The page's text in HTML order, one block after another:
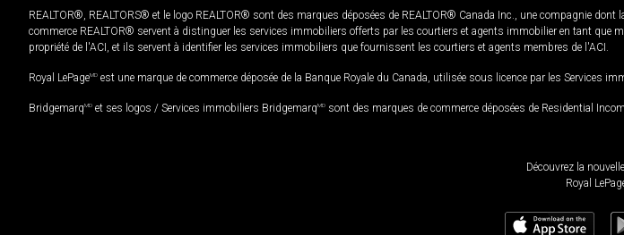
REALTOR®, REALTORS® et le logo REALTOR® sont des marques déposées de REALTOR® Canada Inc., une compagnie
commerce REALTOR® servent à distinguer les services immobiliers offerts par les courtiers et agents immobilier en tant
propriété de l'ACI, et ils servent à identifier les services immobiliers que fournissent les courtiers et agents membres de l'ACI.
Royal LePageMD est une marque de commerce déposée de la Banque Royale du Canada, utilisée sous licence par les Services
BridgemarqMD et ses logos / Services immobiliers BridgemarqMD sont des marques de commerce déposées de Residential
Découvrez la
Royal